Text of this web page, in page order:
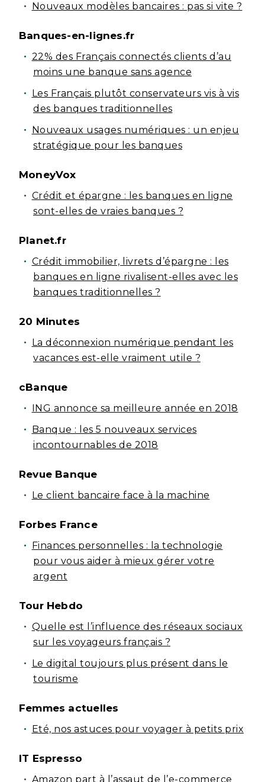
Nouveaux modèles bancaires : pas si vite ?
Banques-en-lignes.fr
22% des Français connectés clients d’au
moins une banque sans agence
Les Français plutôt conservateurs vis à vis
des banques traditionnelles
Nouveaux usages numériques : un enjeu
stratégique pour les banques
MoneyVox
Crédit et épargne : les banques en ligne
sont-elles de vraies banques ?
Planet.fr
Crédit immobilier, livrets d’épargne : les
banques en ligne rivalisent-elles avec les
banques traditionnelles ?
20 Minutes
La déconnexion numérique pendant les
vacances est-elle vraiment utile ?
cBanque
ING annonce sa meilleure année en 2018
Banque : les 5 nouveaux services
incontournables de 2018
Revue Banque
Le client bancaire face à la machine
Forbes France
Finances personnelles : la technologie
pour vous aider à mieux gérer votre
argent
Tour Hebdo
Quelle est l’influence des réseaux sociaux
sur les voyageurs français ?
Le digital toujours plus présent dans le
tourisme
Femmes actuelles
Eté, nos astuces pour voyager à petits prix
IT Espresso
Amazon part à l’assaut de l’e-commerce